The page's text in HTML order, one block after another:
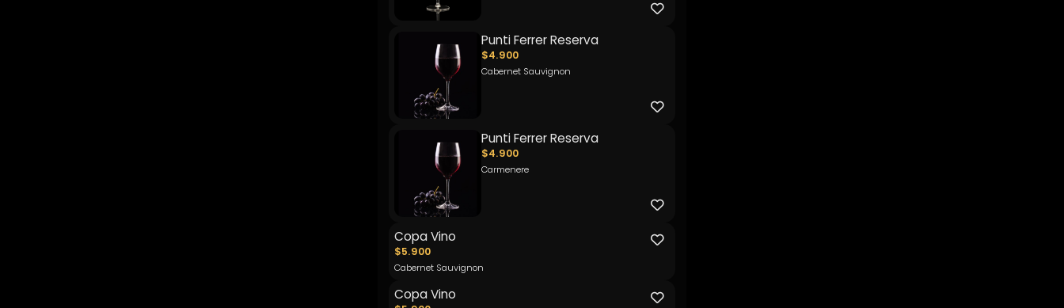
Punti Ferrer Reserva
$4.900
Cabernet Sauvignon
Punti Ferrer Reserva
$4.900
Carmenere
Copa Vino
$5.900
Cabernet Sauvignon
Copa Vino